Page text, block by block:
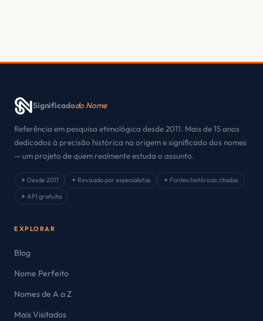
Significadodo Nome
Referência em pesquisa etimológica desde 2011. Mais de 15 anos
dedicados à precisão histórica na origem e significado dos nomes
— um projeto de quem realmente estuda o assunto.
✦ Desde 2011 ✦ Revisado por especialistas
✦ Fontes históricas citadas
✦ API gratuita
EXPLORAR
Blog
Nome Perfeito
Nomes de A a Z
Mais Visitados